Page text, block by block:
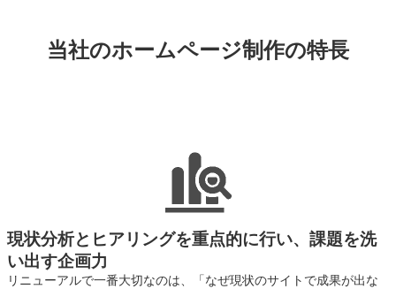
当社のホームページ制作の特長
現状分析とヒアリングを重点的に行い、課題を洗
い出す企画力
リニューアルで一番大切なのは、「なぜ現状のサイトで成果が出な